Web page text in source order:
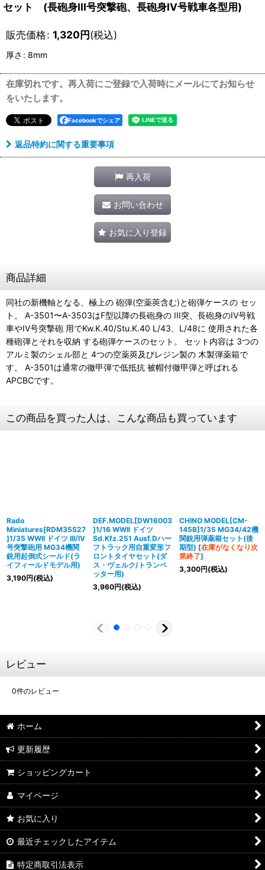
セット (長砲身III号突撃砲、長砲身IV号戦車各型用)
販売価格: 1,320円(税込)
厚さ : 8mm
在庫切れです。再入荷にご登録で入荷時にメールにてお知らせ
をいたします。
Facebookでシェア
返品特約に関する重要事項
再入荷
お問い合わせ
お気に入り登録
商品詳細
同社の新機軸となる、極上の 砲弾(空薬莢含む)と砲弾ケースの セッ
ト。 A-3501〜A-3503はF型以降の長砲身の III突、長砲身のIV号戦
車やIV号突撃砲 用でKw.K.40/Stu.K.40 L/43、L/48に 使用された各
種砲弾とそれを収納 する砲弾ケースのセット。 セット内容は 3つの
アルミ製のシェル部と 4つの空薬莢及びレジン製の 木製弾薬箱で
す。 A-3501は通常の徹甲弾で低抵抗 被帽付徹甲弾と呼ばれる
APCBCです。
この商品を買った人は、こんな商品も買っています
Rado
Miniatures[RDM35S27
]1/35 WWII ドイツ III/IV
号突撃砲用 MG34機関
銃用起倒式シールド(ラ
イフィールドモデル用)
3,190円(税込)
DEF.MODEL[DW16003
]1/16 WWII ドイツ
Sd.Kfz.251 Ausf.Dハー
フトラック用自重変形フ
ロントタイヤセット(ダ
ス・ヴェルク/トランペ
ッター用)
3,960円(税込)
CHINO MODEL[CM-
145B]1/35 MG34/42機
関銃用弾薬箱セット(後
期型) [在庫がなくなり次
第終了]
3,300円(税込)
レビュー
0件のレビュー
ホーム
更新履歴
ショッピングカート
マイページ
お気に入り
最近チェックしたアイテム
特定商取引法表示